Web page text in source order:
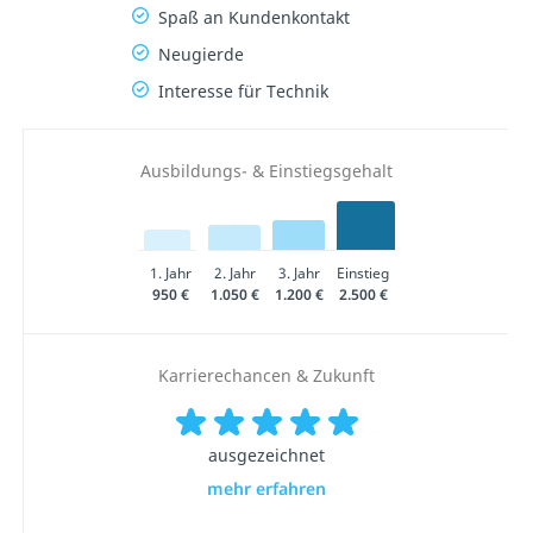
Spaß an Kundenkontakt
Neugierde
Interesse für Technik
Ausbildungs- & Einstiegsgehalt
1. Jahr 2. Jahr 3. Jahr
Einstieg
950 €
1.050 € 1.200 € 2.500 €
Karrierechancen & Zukunft
ausgezeichnet
mehr erfahren